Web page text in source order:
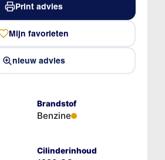
Print advies
Mijn favorieten
nieuw advies
Brandstof
Benzine
Cilinderinhoud